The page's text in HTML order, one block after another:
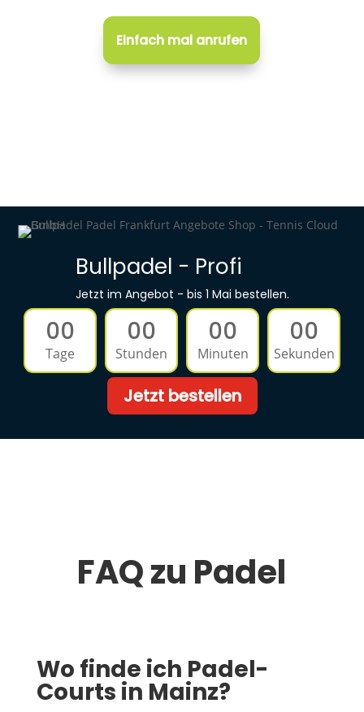
Einfach mal anrufen
Bullpadel - Profi
Jetzt im Angebot - bis 1 Mai bestellen.
00
Tage
00
Stunden
00
Minuten
00
Sekunden
Jetzt bestellen
FAQ zu Padel
Wo finde ich Padel-
Courts in Mainz?